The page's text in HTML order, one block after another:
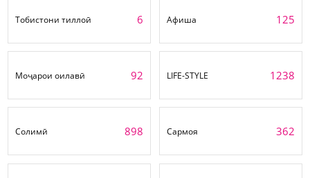
Тобистони тиллоӣ 6 Афиша 125
Моҷарои оилавӣ 92 LIFE-STYLE 1238
Солимӣ 898 Сармоя 362